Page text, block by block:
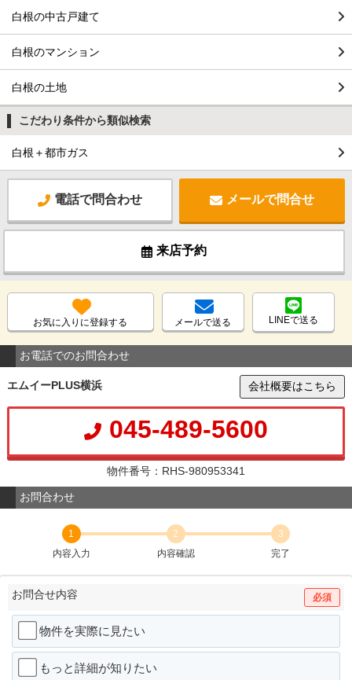
白根の中古戸建て
白根のマンション
白根の土地
こだわり条件から類似検索
白根＋都市ガス
電話で問合わせ メールで問合せ
来店予約
お気に入りに登録する メールで送る LINEで送る
お電話でのお問合わせ
エムイーPLUS横浜 会社概要はこちら
045-489-5600
物件番号：RHS-980953341
お問合わせ
1
内容入力
2
内容確認
3
完了
お問合せ内容 必須
物件を実際に見たい
もっと詳細が知りたい